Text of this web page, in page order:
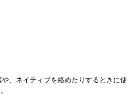
、ネイティブを絡めたりするときに使